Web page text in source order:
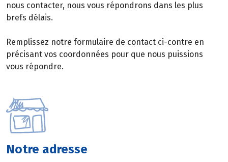
nous contacter, nous vous répondrons dans les plus
brefs délais.
Remplissez notre formulaire de contact ci-contre en
précisant vos coordonnées pour que nous puissions
vous répondre.
Notre adresse